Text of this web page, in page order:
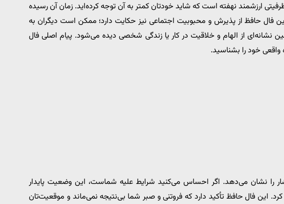
ارزشمند نهفته است که شاید خودتان کمتر به آن توجه کرده‌اید. زمان آن رسیده
فال حافظ از پذیرش و محبوبیت اجتماعی نیز حکایت دارد؛ ممکن است دیگران به
نشانه‌ای از الهام و خلاقیت در کار یا زندگی شخصی دیده می‌شود. پیام اصلی فال
خود را بشناسید.
را نشان می‌دهد. اگر احساس می‌کنید شرایط علیه شماست، این وضعیت پایدار
این فال حافظ تأکید دارد که فروتنی و صبر شما بی‌نتیجه نمی‌ماند و موقعیت‌تان